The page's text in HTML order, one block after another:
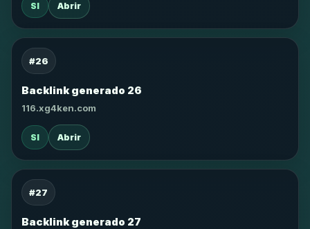
SI Abrir
#26
Backlink generado 26
116.xg4ken.com
SI Abrir
#27
Backlink generado 27